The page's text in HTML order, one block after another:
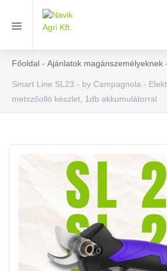
Főoldal Ajánlatok magánszemélyeknek
Smart Line SL23 - by Campagnola -
metszőolló készlet, 1db akkumulátorral